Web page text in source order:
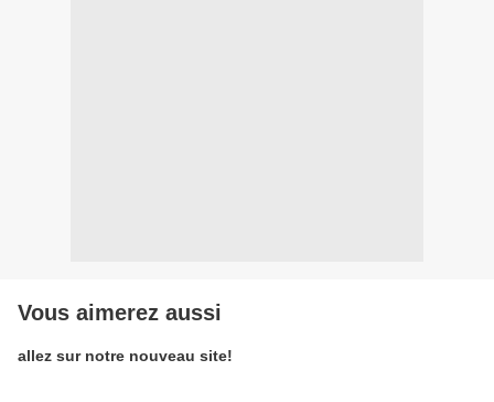
Vous aimerez aussi
allez sur notre nouveau site!